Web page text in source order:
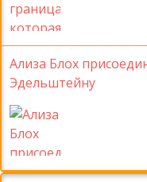
Ализа Блох
Эдельштейну